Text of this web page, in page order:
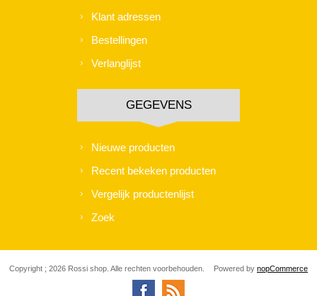
Klant adressen
Bestellingen
Verlanglijst
GEGEVENS
Nieuwe producten
Recent bekeken producten
Vergelijk productenlijst
Zoek
Copyright ; 2026 Rossi shop. Alle rechten voorbehouden. Powered by nopCommerce